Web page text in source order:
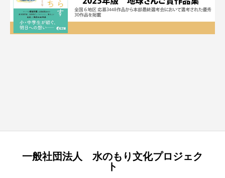
一般社団法人 水のもり文化プロジェク
ト